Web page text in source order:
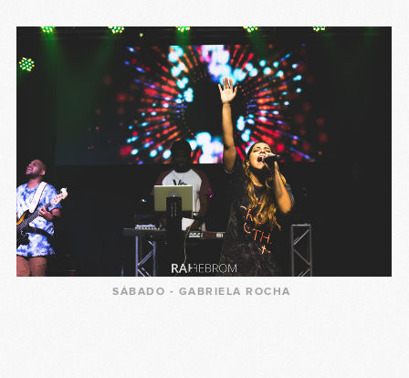
SÁBADO - GABRIELA ROCHA